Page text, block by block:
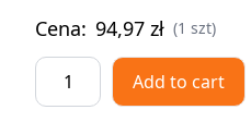
Cena: 94,97 zł (1 szt)
Bok
szuflady
Add to cart